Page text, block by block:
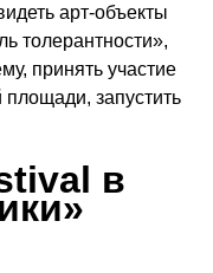
арт-объекты
толерантности»,
принять участие
запустить
в